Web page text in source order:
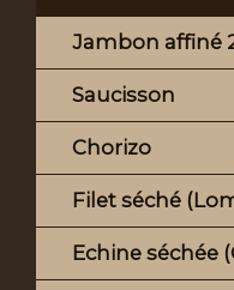
Jambon affiné
Saucisson
Chorizo
Filet séché
Echine séchée